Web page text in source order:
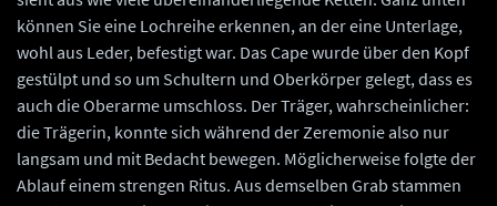
können Sie eine Lochreihe erkennen, an der eine Unterlage,
wohl aus Leder, befestigt war. Das Cape wurde über den Kopf
gestülpt und so um Schultern und Oberkörper gelegt, dass es
auch die Oberarme umschloss. Der Träger, wahrscheinlicher:
die Trägerin, konnte sich während der Zeremonie also nur
langsam und mit Bedacht bewegen. Möglicherweise folgte der
Ablauf einem strengen Ritus. Aus demselben Grab stammen